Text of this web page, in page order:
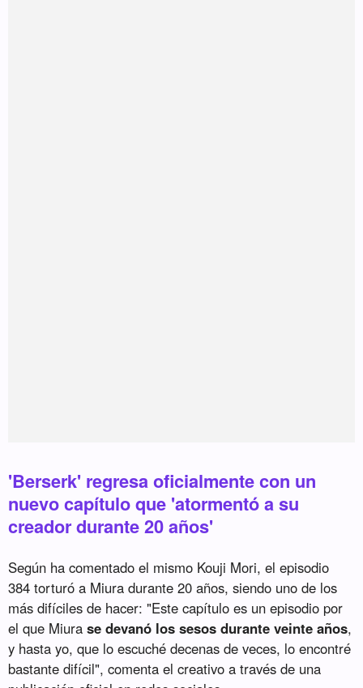
'Berserk' regresa oficialmente con un
nuevo capítulo que 'atormentó a su
creador durante 20 años'
Según ha comentado el mismo Kouji Mori, el episodio
384 torturó a Miura durante 20 años, siendo uno de los
más difíciles de hacer: "Este capítulo es un episodio por
el que Miurase devanó los sesos durante veinte años,
y hasta yo, que lo escuché decenas de veces, lo encontré
bastante difícil", comenta el creativo a través de una